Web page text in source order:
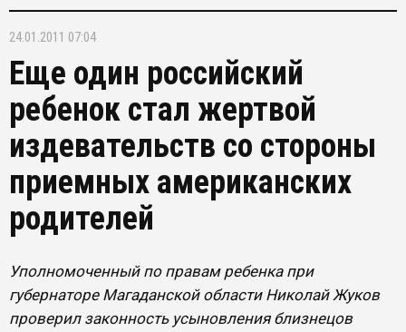
24.01.2011 07:04
Еще один российский
ребенок стал жертвой
издевательств со стороны
приемных американских
родителей
Уполномоченный по правам ребенка при
губернаторе Магаданской области Николай Жуков
проверил законность усыновления близнецов